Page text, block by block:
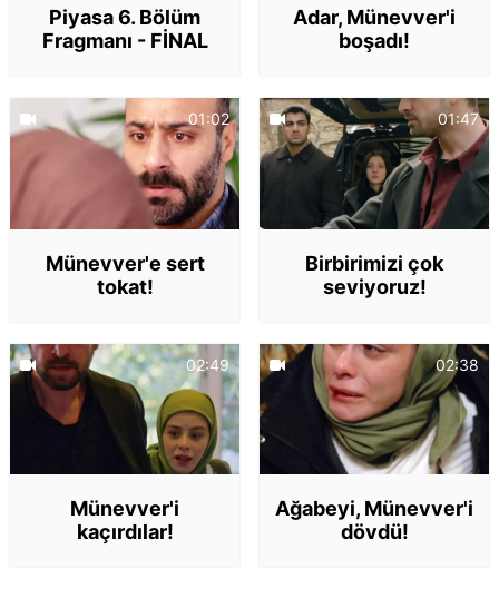
Piyasa 6. Bölüm
Fragmanı - FİNAL
Adar, Münevver'i
boşadı!
01:02
Münevver'e sert
tokat!
01:47
Birbirimizi çok
seviyoruz!
02:49
Münevver'i
kaçırdılar!
02:38
Ağabeyi, Münevver'i
dövdü!